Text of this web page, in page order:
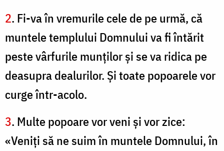
2. Fi-va în vremurile cele de pe urmă, că
muntele templului Domnului va fi întărit
peste vârfurile munţilor şi se va ridica pe
deasupra dealurilor. Şi toate popoarele vor
curge într-acolo.
3. Multe popoare vor veni şi vor zice:
«Veniţi să ne suim în muntele Domnului, în